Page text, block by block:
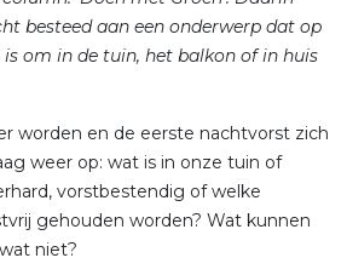
besteed aan een onderwerp dat op
om in de tuin, het balkon of in huis
worden en de eerste nachtvorst zich
weer op: wat is in onze tuin of
vorstbestendig of welke
gehouden worden? Wat kunnen
niet?